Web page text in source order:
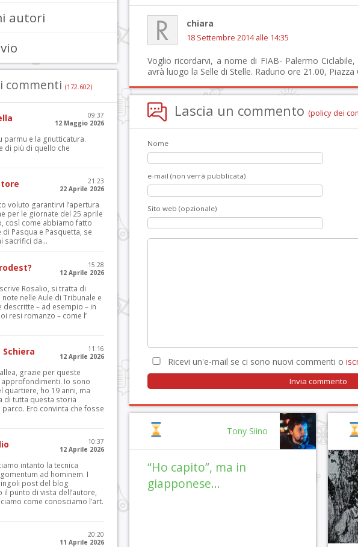
chiara
18 Settembre 2014 alle 14:35
Voglio ricordarvi, a nome di FIAB- Palermo
avrà luogo la Selle di Stelle. Raduno ore 21.00, Piazza
Lascia un commento (policy dei
Nome
e-mail (non verrà pubblicata)
Sito web (opzionale)
Ricevi un'e-mail se ci sono nuovi commenti o
Tony Siino
“Ho capito”, ma in
giapponese…
autori
commenti (172.602)
09:37
12 Maggio 2026
parmu e la gnutticatura.
di più di quello che
21:23
22 Aprile 2026
voluto garantirvi l’apertura
per le giornate del 25 aprile
così come abbiamo fatto
Pasqua e Pasquetta, se
sacrifici da...
15:28
12 Aprile 2026
Rosalio, si tratta di
nelle Aule di Tribunale e
descritte – ad esempio – in
resi romanzo – come l’
Schiera
11:16
12 Aprile 2026
grazie per queste
Io sono
quartiere, ho 19 anni, ma
di tutta questa storia
Ero convinta che fosse
10:37
12 Aprile 2026
intanto la tecnica
ad hominem. I
post del blog
punto di vista dell’autore,
come conosciamo l’art.
20:20
11 Aprile 2026